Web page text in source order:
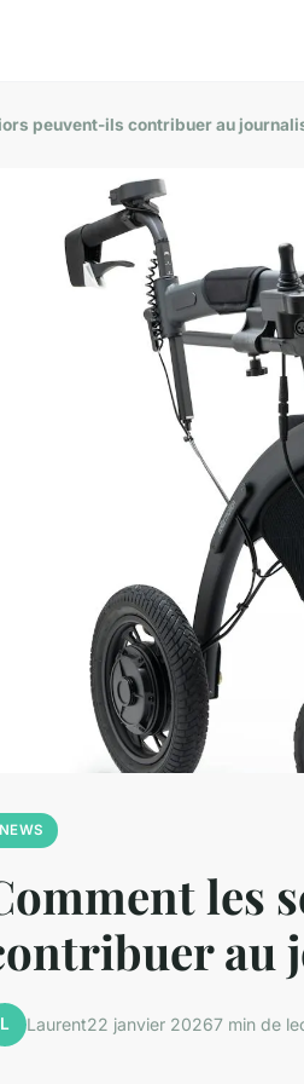
peuvent-ils contribuer au
NEWS
les
au
L Laurent22 janvier 20267 min de